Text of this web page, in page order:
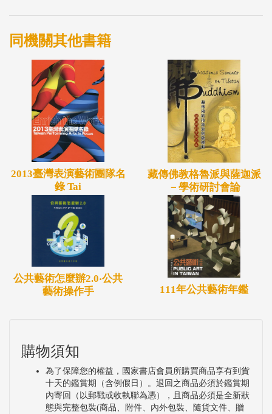
同機關其他書籍
2013臺灣表演藝術團隊名
錄 Tai
藏傳佛教格魯派與薩迦派
－學術研討會論
公共藝術怎麼辦2.0‧公共
藝術操作手
111年公共藝術年鑑
購物須知
為了保障您的權益，國家書店會員所購買商品享有到貨
十天的鑑賞期（含例假日）。退回之商品必須於鑑賞期
內寄回（以郵戳或收執聯為憑），且商品必須是全新狀
態與完整包裝(商品、附件、內外包裝、隨貨文件、贈